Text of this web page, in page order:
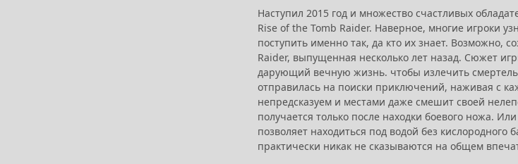
Наступил 2015 год и множество счастливых
Rise of the Tomb Raider. Наверное, многие игроки
поступить именно так, да кто их знает. Возможно,
Raider, выпущенная несколько лет назад. Сюжет
дарующий вечную жизнь. чтобы излечить
отправилась на поиски приключений, наживая с
непредсказуем и местами даже смешит своей
получается только после находки боевого ножа.
позволяет находиться под водой без
практически никак не сказываются на общем